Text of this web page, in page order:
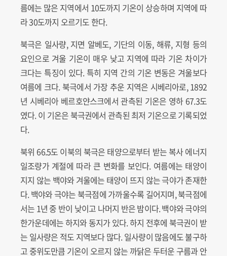
름에는 많은 지역에서 10도까지 기온이 상승하며 지역에 따
라 30도까지 오르기도 한다.
북극은 일사량, 지면 알베도, 기단의 이동, 해류, 지형 등의
요인으로 겨울 기온이 매우 낮고 지역에 따라 기온 차이가
크다는 특징이 있다. 특히 지역 간의 기온 변동은 겨울보다
여름에 크다. 북극에서 가장 추운 지역은 시베리아로, 1892
년 시베리아 베르호얀스크에서 관측된 기온은 영하 67.3도
였다. 이 기온은 북극권에서 관측된 최저 기온으로 기록되었
다.
북위 66.5도 이북의 북극은 태양으로부터 받는 복사 에너지
일조량가 계절에 따라 큰 변화를 보인다. 여름에는 태양이
지지 않는 백야와 겨울에는 태양이 뜨지 않는 극야가 존재한
다. 백야와 극야는 북극점에 가까울수록 길어지며, 북극점에
서는 1년 중 반이 낮이고 나머지 반은 밤이다. 백야와 극야의
한가운데에는 하지와 동지가 있다. 하지 전후에 북극권이 받
는 일사량은 적도 지역보다 많다. 일사량이 많음에도 불구하
고 중위도만큼 기온이 오르지 않는 까닭은 두터운 구름과 안